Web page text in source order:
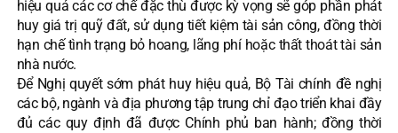
hiệu quả các cơ chế đặc thù được kỳ vọng sẽ góp phần phát
huy giá trị quỹ đất, sử dụng tiết kiệm tài sản công, đồng thời
hạn chế tình trạng bỏ hoang, lãng phí hoặc thất thoát tài sản
nhà nước.
Để Nghị quyết sớm phát huy hiệu quả, Bộ Tài chính đề nghị
các bộ, ngành và địa phương tập trung chỉ đạo triển khai đầy
đủ các quy định đã được Chính phủ ban hành; đồng thời